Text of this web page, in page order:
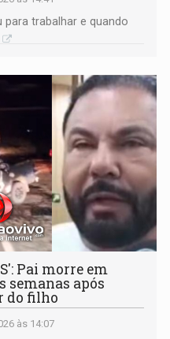
para trabalhar e quando
Pai morre em
semanas após
do filho
às 14:07